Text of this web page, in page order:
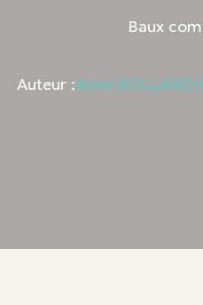
Baux
Auteur :Anne